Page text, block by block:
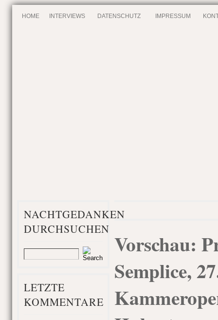
HOME INTERVIEWS DATENSCHUTZ IMPRESSUM
NACHTGEDANKEN
DURCHSUCHEN
LETZTE
KOMMENTARE
Vorschau:
Semplice,